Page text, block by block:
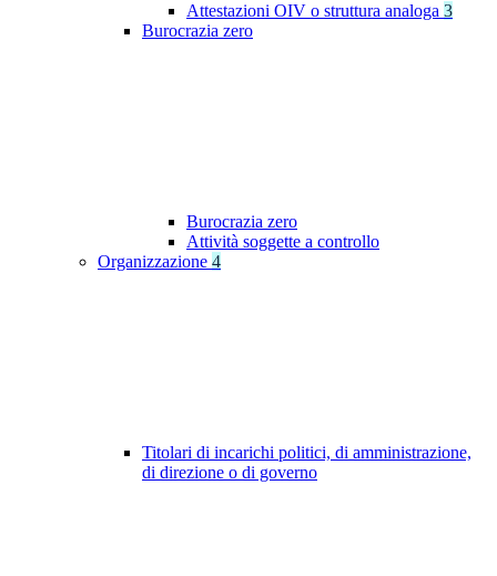
Attestazioni OIV o struttura analoga 3
Burocrazia zero
Burocrazia zero
Attività soggette a controllo
Organizzazione 4
Titolari di incarichi politici, di amministrazione,
di direzione o di governo